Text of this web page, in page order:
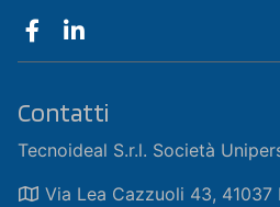
Contatti
Tecnoideal S.r.l. Società
Via Lea Cazzuoli 43, 41037